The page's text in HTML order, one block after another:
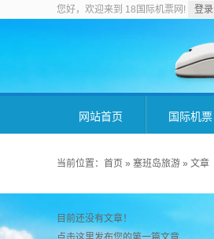
您好，欢迎来到 18国际机票网! 登录
网站首页 国际机票
当前位置： 首页 » 塞班岛旅游 » 文章
目前还没有文章！